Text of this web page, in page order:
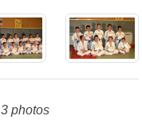
3 photos